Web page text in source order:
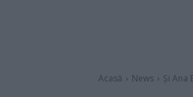
Acasă News Și Ana